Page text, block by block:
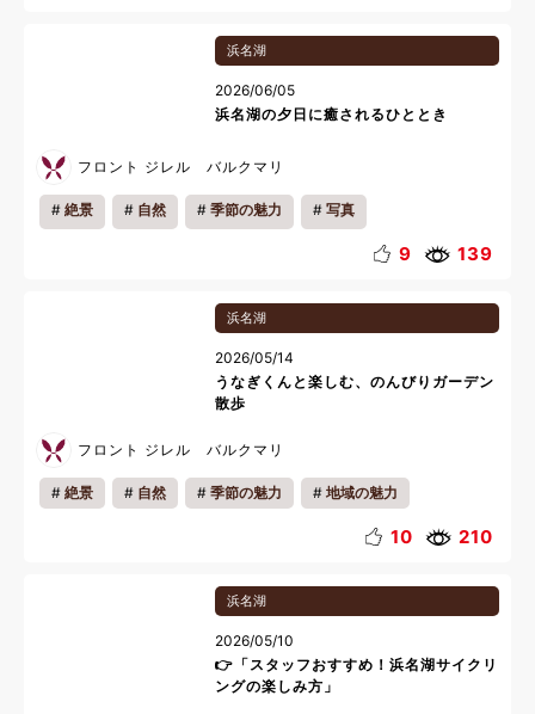
浜名湖
2026/06/05
浜名湖の夕日に癒されるひととき
フロント ジレル バルクマリ
絶景 自然 季節の魅力 写真
9 139
浜名湖
2026/05/14
うなぎくんと楽しむ、のんびりガーデン
散歩
フロント ジレル バルクマリ
絶景 自然 季節の魅力 地域の魅力
10 210
浜名湖
2026/05/10
👉「スタッフおすすめ！浜名湖サイクリ
ングの楽しみ方」